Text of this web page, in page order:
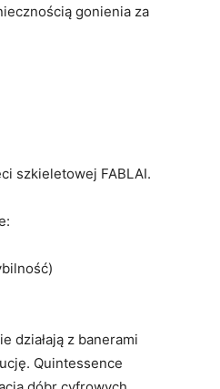
gonienia za
szkieletowej FABLAI.
działają z banerami
Quintessence